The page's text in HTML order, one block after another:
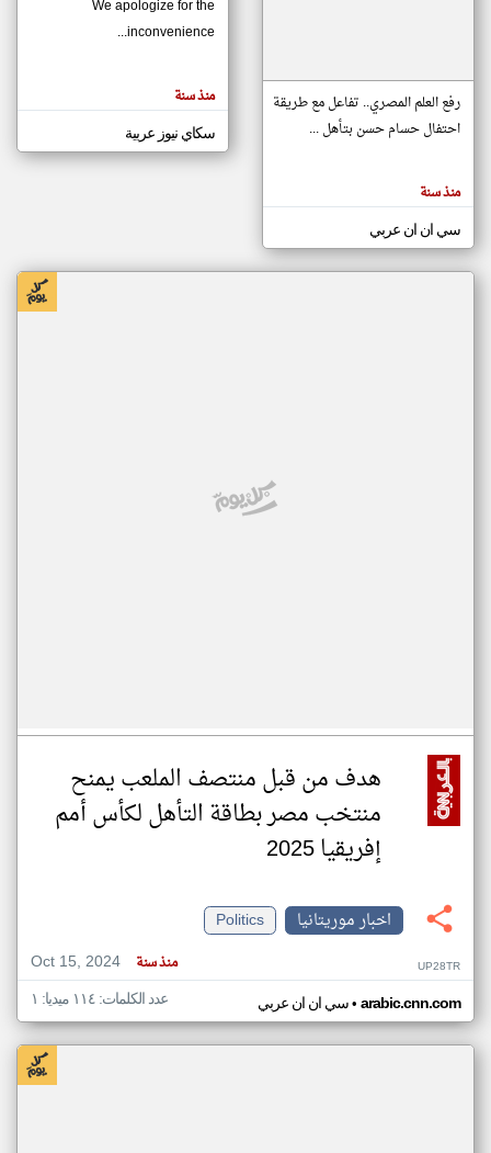
مصادر الأخبار من موريتانيا
اخبار موريتانيا على مدار الساعة
أهم اخبار موريتانيا العاجلة والمباشرة
المقالات
الموجوده
هنا عن
رفع العلم المصري.. تفاعل مع طريقة
احتفال حسام حسن بتأهل ...
منذ سنة
سي ان ان عربي
We apologize for the
inconvenience...
منذ سنة
سكاي نيوز عربية
هدف من قبل منتصف الملعب يمنح
منتخب مصر بطاقة التأهل لكأس أمم
إفريقيا 2025
اخبار موريتانيا
Politics
Oct 15, 2024
منذ سنة UP28TR
سي ان ان عربي• arabic.cnn.com عدد الكلمات: ١١٤ ميديا: ١
klyoum.com